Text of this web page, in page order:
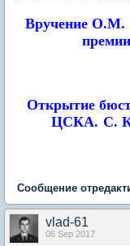
Вручение О.М.
Открытие
ЦСКА. С.
Сообщение
vlad-61
06 Sep 2017